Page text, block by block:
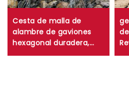
Cesta de malla de
alambre de gaviones
hexagonal duradera,
caja de gaviones de